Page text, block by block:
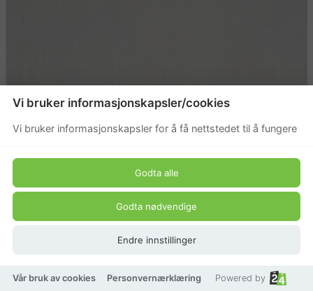
Vi bruker informasjonskapsler/cookies
Vi bruker informasjonskapsler for å få nettstedet til å fungere
Godta alle
Godta nødvendige
Endre innstillinger
Vår bruk av cookies Personvernærklæring Powered by